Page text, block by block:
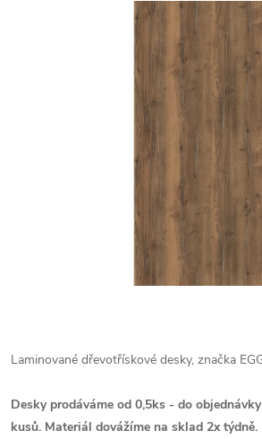
Laminované dřevotřískové desky, značka
Desky prodáváme od 0,5ks - do
kusů. Materiál dovážíme na sklad 2x týdně.